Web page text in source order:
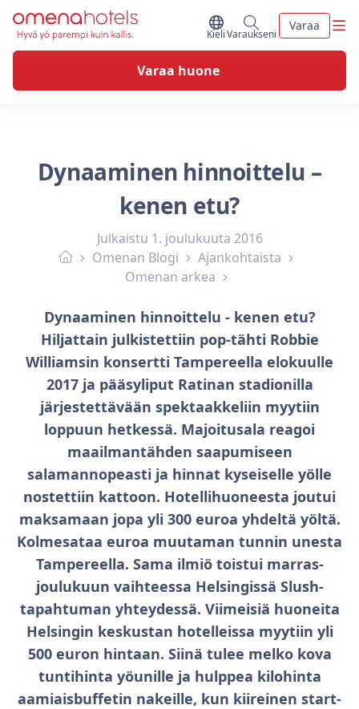
Skip to content
Vaihda kieltä
Kieli Minun varaukseni
Varaukseni
Varaa
Varaa huone
Dynaaminen hinnoittelu –
kenen etu?
Julkaistu 1. joulukuuta 2016
Omenan Blogi
Ajankohtaista
Omenan arkea
Dynaaminen hinnoittelu - kenen etu?
Hiljattain julkistettiin pop-tähti Robbie
Williamsin konsertti Tampereella elokuulle
2017 ja pääsyliput Ratinan stadionilla
järjestettävään spektaakkeliin myytiin
loppuun hetkessä. Majoitusala reagoi
maailmantähden saapumiseen
salamannopeasti ja hinnat kyseiselle yölle
nostettiin kattoon. Hotellihuoneesta joutui
maksamaan jopa yli 300 euroa yhdeltä yöltä.
Kolmesataa euroa muutaman tunnin unesta
Tampereella. Sama ilmiö toistui marras-
joulukuun vaihteessa Helsingissä Slush-
tapahtuman yhteydessä. Viimeisiä huoneita
Helsingin keskustan hotelleissa myytiin yli
500 euron hintaan. Siinä tulee melko kova
tuntihinta yöunille ja hulppea kilohinta
aamiaisbuffetin nakeille, kun kiireinen start-